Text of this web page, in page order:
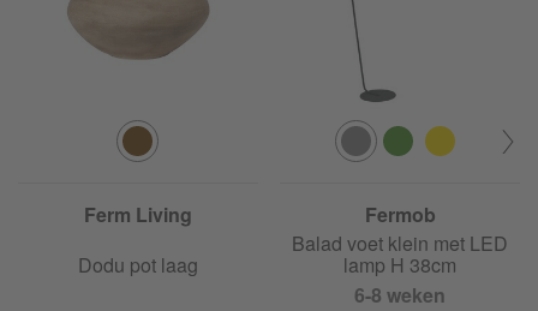
Ferm Living
Dodu pot laag
Fermob
Balad voet klein met LED
lamp H 38cm
6-8 weken